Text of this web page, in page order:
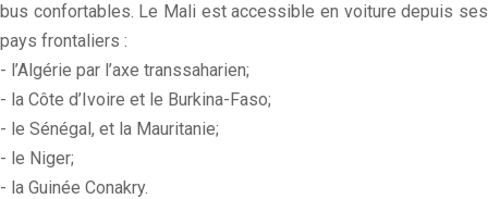
bus confortables. Le Mali est accessible en voiture depuis ses
pays frontaliers :
- l’Algérie par l’axe transsaharien;
- la Côte d’Ivoire et le Burkina-Faso;
- le Sénégal, et la Mauritanie;
- le Niger;
- la Guinée Conakry.